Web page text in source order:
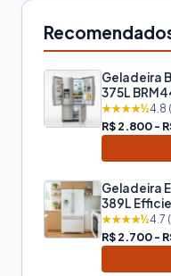
Geladeira
375L
★★★★½4.8
R$ 2.800 -
Geladeira
389L
★★★★½4.7
R$ 2.700 -